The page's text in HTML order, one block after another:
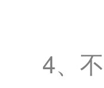
4、